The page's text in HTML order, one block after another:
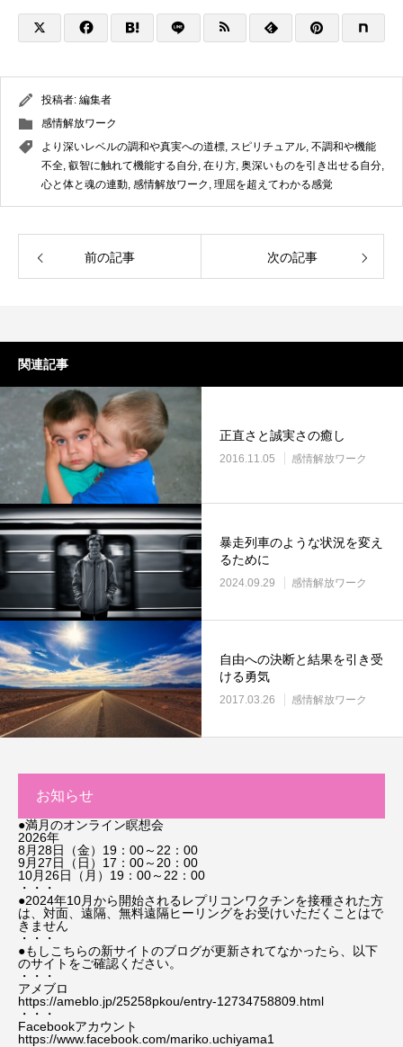
投稿者: 編集者
感情解放ワーク
より深いレベルの調和や真実への道標, スピリチュアル, 不調和や機能
不全, 叡智に触れて機能する自分, 在り方, 奥深いものを引き出せる自分,
心と体と魂の連動, 感情解放ワーク , 理屈を超えてわかる感覚
前の記事 次の記事
関連記事
正直さと誠実さの癒し
2016.11.05 感情解放ワーク
暴走列車のような状況を変え
るために
2024.09.29 感情解放ワーク
自由への決断と結果を引き受
ける勇気
2017.03.26 感情解放ワーク
お知らせ
●満月のオンライン瞑想会
2026年
8月28日（金）19：00～22：00
9月27日（日）17：00～20：00
10月26日（月）19：00～22：00
・・・
●2024年10月から開始されるレプリコンワクチンを接種された方
は、対面、遠隔、無料遠隔ヒーリングをお受けいただくことはで
きません
・・・
●もしこちらの新サイトのブログが更新されてなかったら、以下
のサイトをご確認ください。
・・・
アメブロ
https://ameblo.jp/25258pkou/entry-12734758809.html
・・・
Facebookアカウント
https://www.facebook.com/mariko.uchiyama1